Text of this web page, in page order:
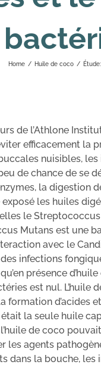
Home / Huile de coco /
de l’Athlone
efficacement la
nuisibles,
de chance de se
la digestion
les huiles
le
Mutans est une
avec le
infections
présence
est nul. L’huile
formation d’acides
la seule huile
de coco
les agents
dans la bouche, les